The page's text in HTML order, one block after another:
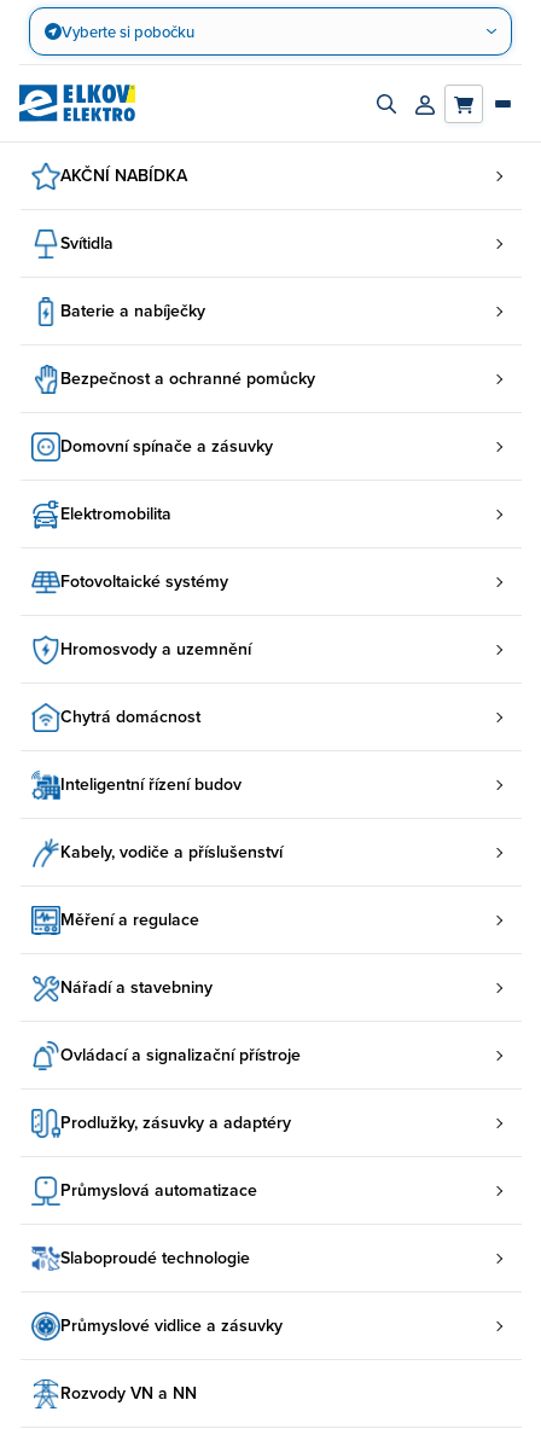
Přejít
obsah
Vyberte si pobočku
Zapnout/vypnout
Přihlásit/
AKČNÍ NABÍDKA
Svítidla
Baterie a nabíječky
Bezpečnost a ochranné pomůcky
Domovní spínače a zásuvky
Elektromobilita
Fotovoltaické systémy
Hromosvody a uzemnění
Chytrá domácnost
Inteligentní řízení budov
Kabely, vodiče a příslušenství
Měření a regulace
Nářadí a stavebniny
Ovládací a signalizační přístroje
Prodlužky, zásuvky a adaptéry
Průmyslová automatizace
Slaboproudé technologie
Průmyslové vidlice a zásuvky
Rozvody VN a NN